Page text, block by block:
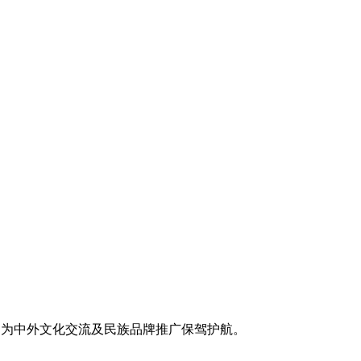
中外文化交流及民族品牌推广保驾护航。